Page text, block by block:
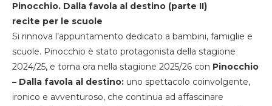
Pinocchio. Dalla favola al destino (parte II)
recite per le scuole
Si rinnova l’appuntamento dedicato a bambini, famiglie e
scuole. Pinocchio è stato protagonista della stagione
2024/25, e torna ora nella stagione 2025/26 con Pinocchio
– Dalla favola al destino: uno spettacolo coinvolgente,
ironico e avventuroso, che continua ad affascinare